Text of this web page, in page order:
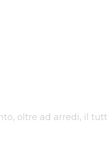
oltre ad arredi, il